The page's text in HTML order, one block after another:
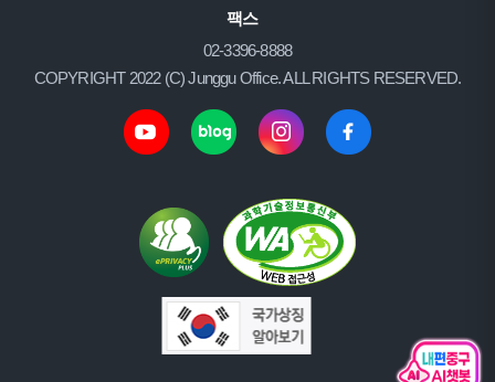
팩스
02-3396-8888
COPYRIGHT 2022 (C) Junggu Office. ALL RIGHTS RESERVED.